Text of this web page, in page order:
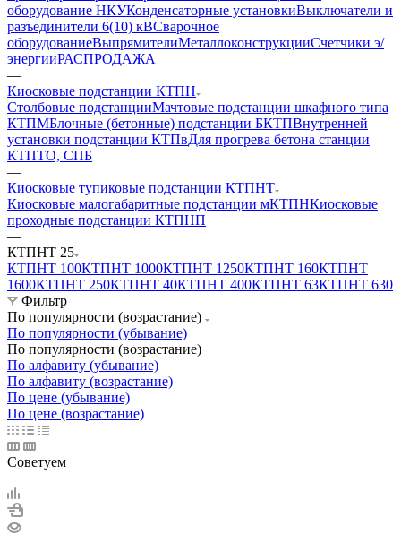
оборудование НКУКонденсаторные установкиВыключатели и
разъединители 6(10) кВСварочное
оборудованиеВыпрямителиМеталлоконструкцииСчетчики э/
энергииРАСПРОДАЖА
—
Киосковые подстанции КТПН
Столбовые подстанцииМачтовые подстанции шкафного типа
КТПМБлочные (бетонные) подстанции БКТПВнутренней
установки подстанции КТПвДля прогрева бетона станции
КТПТО, СПБ
—
Киосковые тупиковые подстанции КТПНТ
Киосковые малогабаритные подстанции мКТПНКиосковые
проходные подстанции КТПНП
—
КТПНТ 25
КТПНТ 100КТПНТ 1000КТПНТ 1250КТПНТ 160КТПНТ
1600КТПНТ 250КТПНТ 40КТПНТ 400КТПНТ 63КТПНТ 630
Фильтр
По популярности (возрастание)
По популярности (убывание)
По популярности (возрастание)
По алфавиту (убывание)
По алфавиту (возрастание)
По цене (убывание)
По цене (возрастание)
Советуем